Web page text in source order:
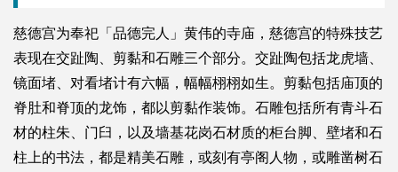
慈德宫为奉祀「品德完人」黄伟的寺庙，慈德宫的特殊技艺
表现在交趾陶、剪黏和石雕三个部分。交趾陶包括龙虎墙、
镜面堵、对看堵计有六幅，幅幅栩栩如生。剪黏包括庙顶的
脊肚和脊顶的龙饰，都以剪黏作装饰。石雕包括所有青斗石
材的柱朱、门臼，以及墙基花岗石材质的柜台脚、壁堵和石
柱上的书法，都是精美石雕，或刻有亭阁人物，或雕凿树石